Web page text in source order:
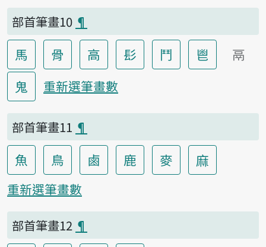
部首筆畫10 ¶
馬 骨 高 髟 鬥 鬯
鬲
鬼
重新選筆畫數
部首筆畫11 ¶
魚 鳥 鹵 鹿 麥 麻
重新選筆畫數
部首筆畫12 ¶